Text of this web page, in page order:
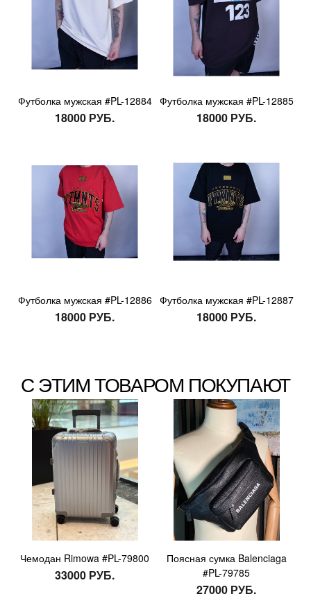
Футболка мужская #PL-12884
18000 РУБ.
Футболка мужская #PL-12885
18000 РУБ.
Футболка мужская #PL-12886
18000 РУБ.
Футболка мужская #PL-12887
18000 РУБ.
С ЭТИМ ТОВАРОМ ПОКУПАЮТ
Чемодан Rimowa #PL-79800
33000 РУБ.
Поясная сумка Balenciaga
#PL-79785
27000 РУБ.